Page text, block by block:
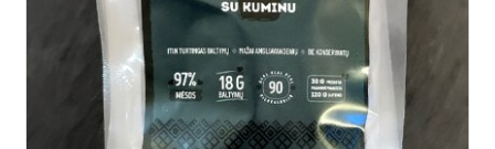
Į KREPŠELĮ